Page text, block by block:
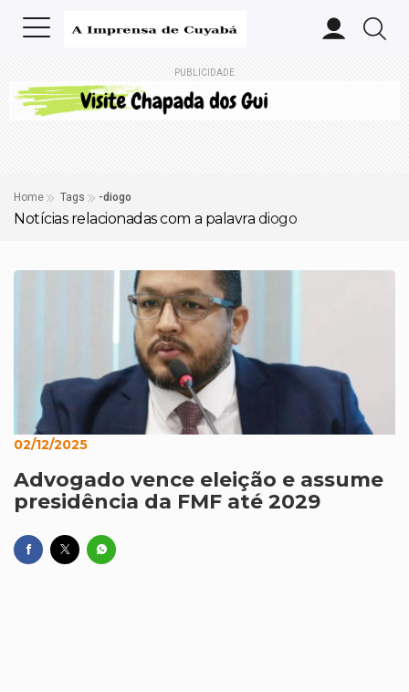
PUBLICIDADE
Home Tags -diogo
Notícias relacionadas com a palavra diogo
02/12/2025
Advogado vence eleição e assume
presidência da FMF até 2029